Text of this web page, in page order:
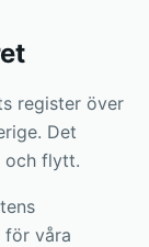
register över
Det
och flytt.
för våra